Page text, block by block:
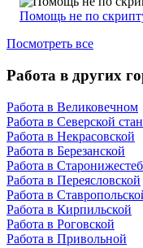
Помощь не по
Посмотреть все
Работа в других
Работа в Великовечном
Работа в Северской
Работа в Некрасовской
Работа в Березанской
Работа в
Работа в Переясловской
Работа в
Работа в Кирпильской
Работа в Роговской
Работа в Привольной